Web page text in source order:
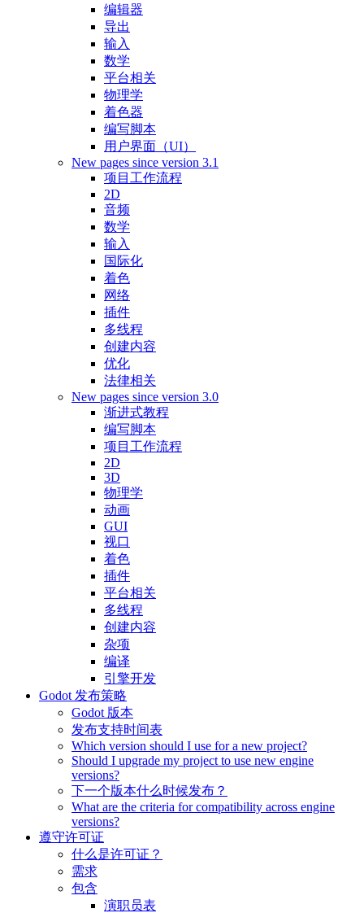
编辑器
导出
输入
数学
平台相关
物理学
着色器
编写脚本
用户界面（UI）
New pages since version 3.1
项目工作流程
2D
音频
数学
输入
国际化
着色
网络
插件
多线程
创建内容
优化
法律相关
New pages since version 3.0
渐进式教程
编写脚本
项目工作流程
2D
3D
物理学
动画
GUI
视口
着色
插件
平台相关
多线程
创建内容
杂项
编译
引擎开发
Godot 发布策略
Godot 版本
发布支持时间表
Which version should I use for a new project?
Should I upgrade my project to use new engine
versions?
下一个版本什么时候发布？
What are the criteria for compatibility across engine
versions?
遵守许可证
什么是许可证？
需求
包含
演职员表